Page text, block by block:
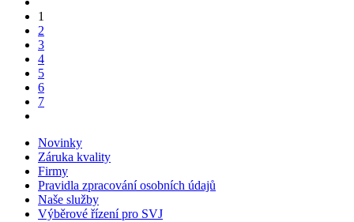
1
2
3
4
5
6
7
Novinky
Záruka kvality
Firmy
Pravidla zpracování osobních údajů
Naše služby
Výběrové řízení pro SVJ